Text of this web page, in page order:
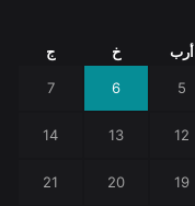
أرب خ ج
5
6
7
12
13
14
19
20
21